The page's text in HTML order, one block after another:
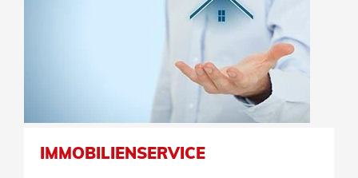
IMMOBILIENSERVICE